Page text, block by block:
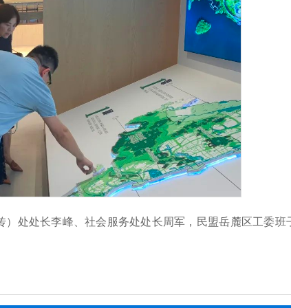
处处长李峰、社会服务处处长周军，民盟岳麓区工委班